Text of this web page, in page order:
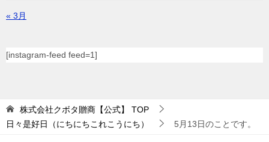
« 3月
[instagram-feed feed=1]
株式会社クボタ贈商【公式】
TOP
日々是好日（にちにちこれこうにち）
5月13日のことです。